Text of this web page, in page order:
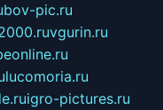
pic.ru
vgurin.ru
lucomoria.ru
igro-pictures.ru